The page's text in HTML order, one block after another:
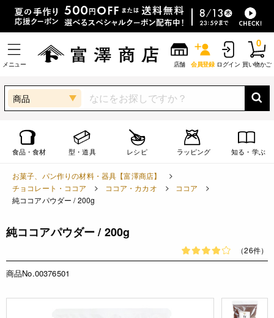
メニュー 店舗 会員登録 ログイン 買い物かご
0
商品
食品・食材 型・道具 レシピ ラッピング 知る・学ぶ
お菓子、パン作りの材料・器具【富澤商店】
チョコレート・ココア
ココア・カカオ
ココア
純ココアパウダー / 200g
純ココアパウダー / 200g
（26件）
商品No.00376501